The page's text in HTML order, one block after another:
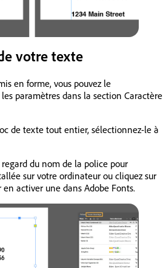
votre texte
en forme, vous pouvez le
paramètres dans la section Caractère
de texte tout entier, sélectionnez-le à
du nom de la police pour
sur votre ordinateur ou cliquez sur
activer une dans Adobe Fonts.